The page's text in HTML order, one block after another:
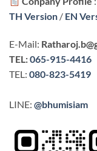
TH Version / EN
E-Mail:
TEL:065-915-4416
TEL: 080-823-5419
LINE: @bhumisiam